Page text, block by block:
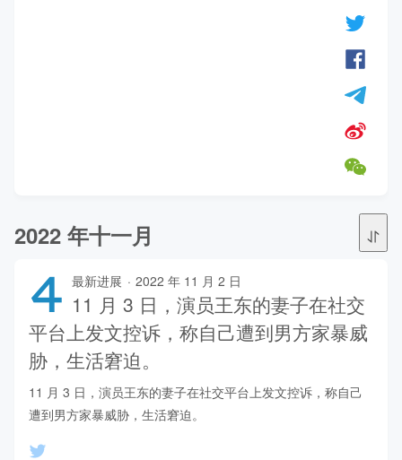
2022 年十一月
4 最新进展 · 2022 年 11 月 2 日
11 月 3 日，演员王东的妻子在社交
平台上发文控诉，称自己遭到男方家暴威
胁，生活窘迫。
11 月 3 日，演员王东的妻子在社交平台上发文控诉，称自己
遭到男方家暴威胁，生活窘迫。